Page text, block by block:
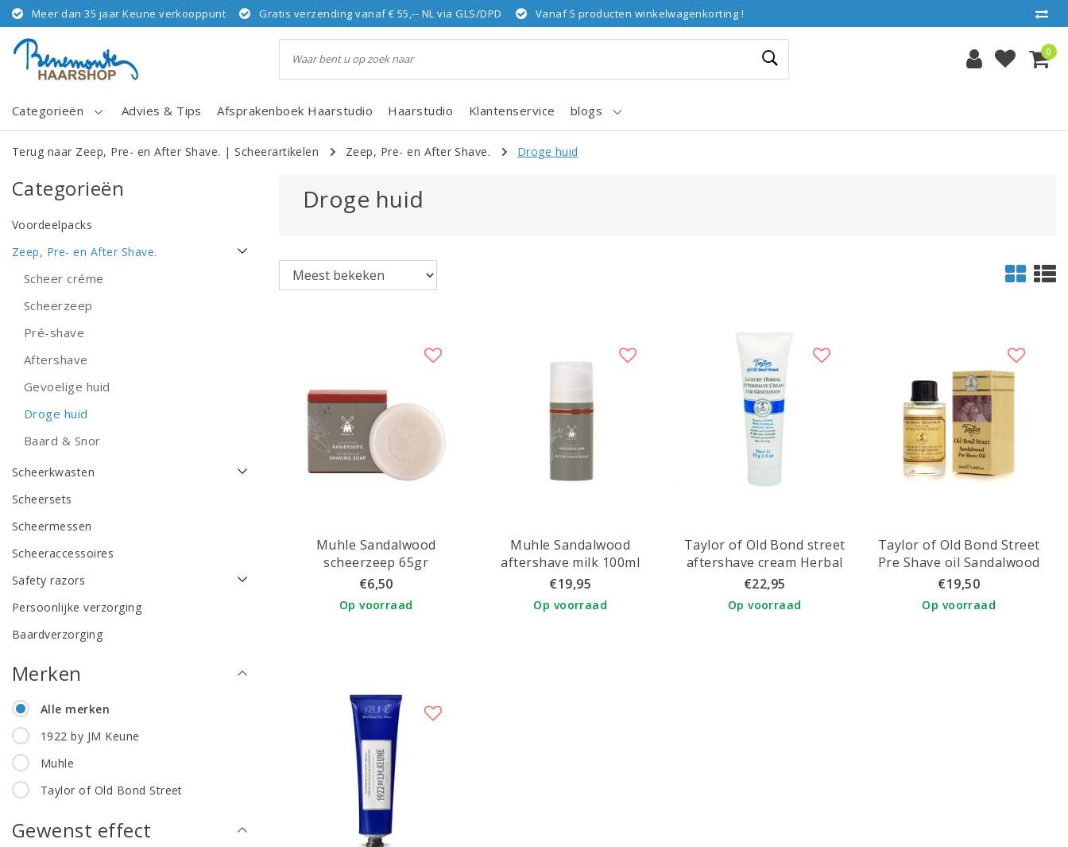
Meer dan 35 jaar Keune verkooppunt Gratis verzending vanaf € 55,-- NL via GLS/DPD Vanaf 5 producten winkelwagenkorting !
0
Categorieën Advies & Tips Afsprakenboek Haarstudio Haarstudio Klantenservice blogs
Terug naar Zeep, Pre- en After Shave. |Scheerartikelen Zeep, Pre- en After Shave. Droge huid
Categorieën
Voordeelpacks
Zeep, Pre- en After Shave.
Scheer créme
Scheerzeep
Pré-shave
Aftershave
Gevoelige huid
Droge huid
Baard & Snor
Scheerkwasten
Scheersets
Scheermessen
Scheeraccessoires
Safety razors
Persoonlijke verzorging
Baardverzorging
Merken
Alle merken
1922 by JM Keune
Muhle
Taylor of Old Bond Street
Gewenst effect
Droge huid
Muhle Sandalwood
scheerzeep 65gr
€6,50
Op voorraad
Muhle Sandalwood
aftershave milk 100ml
€19,95
Op voorraad
Taylor of Old Bond street
aftershave cream Herbal
€22,95
Op voorraad
Taylor of Old Bond Street
Pre Shave oil Sandalwood
€19,50
Op voorraad